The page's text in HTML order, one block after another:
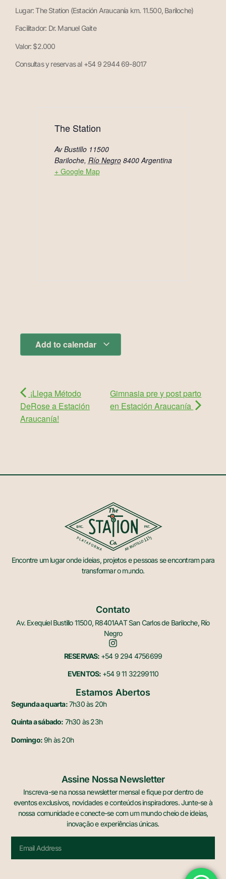
Lugar: The Station (Estación Araucanía km. 11.500, Bariloche)
Facilitador: Dr. Manuel Gaite
Valor: $2.000
Consultas y reservas al +54 9 2944 69-8017
The Station
Av Bustillo 11500
Bariloche, Río Negro 8400 Argentina
+ Google Map
Add to calendar
¡Llega Método
DeRose a Estación
Araucanía!
Gimnasia pre y post parto
en Estación Araucanía
Encontre um lugar onde ideias, projetos e pessoas se encontram para
transformar o mundo.
Contato
Av. Exequiel Bustillo 11500, R8401AAT San Carlos de Bariloche, Río
Negro
RESERVAS: +54 9 294 4756699
EVENTOS: +54 9 11 32299110
Estamos Abertos
Segunda a quarta:7h30 às 20h
Quinta a sábado: 7h30 às 23h
Domingo:9h às 20h
Assine Nossa Newsletter
Inscreva-se na nossa newsletter mensal e fique por dentro de
eventos exclusivos, novidades e conteúdos inspiradores. Junte-se à
nossa comunidade e conecte-se com um mundo cheio de ideias,
inovação e experiências únicas.